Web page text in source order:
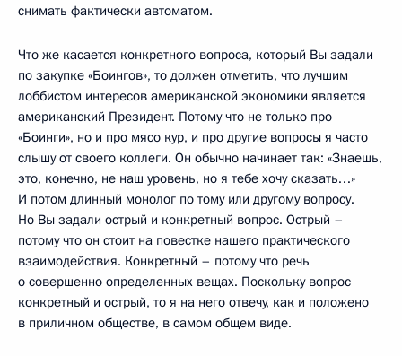
снимать фактически автоматом.
Что же касается конкретного вопроса, который Вы задали
по закупке «Боингов», то должен отметить, что лучшим
лоббистом интересов американской экономики является
американский Президент. Потому что не только про
«Боинги», но и про мясо кур, и про другие вопросы я часто
слышу от своего коллеги. Он обычно начинает так: «Знаешь,
это, конечно, не наш уровень, но я тебе хочу сказать…»
И потом длинный монолог по тому или другому вопросу.
Но Вы задали острый и конкретный вопрос. Острый –
потому что он стоит на повестке нашего практического
взаимодействия. Конкретный – потому что речь
о совершенно определенных вещах. Поскольку вопрос
конкретный и острый, то я на него отвечу, как и положено
в приличном обществе, в самом общем виде.